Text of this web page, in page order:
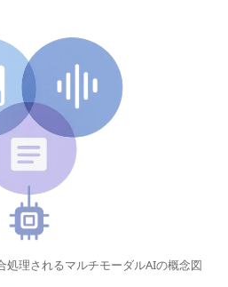
処理されるマルチモーダルAIの概念図